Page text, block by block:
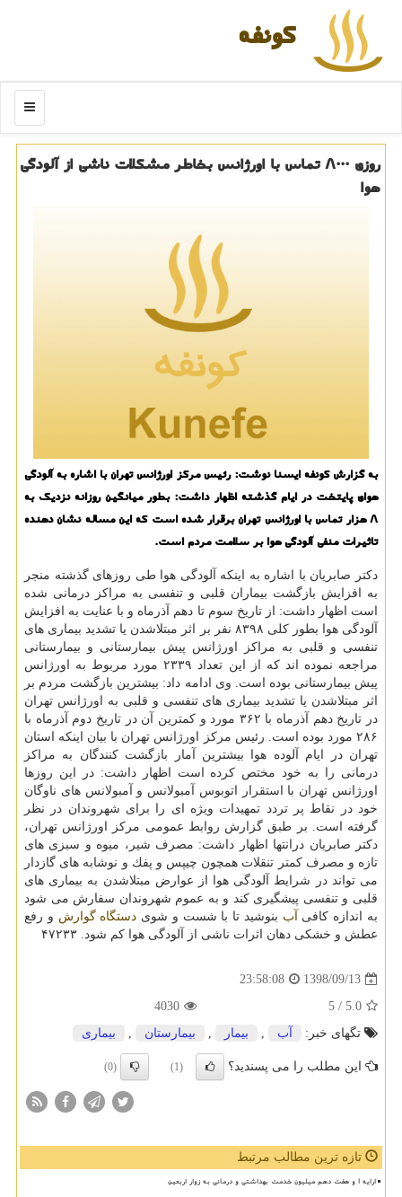
كونفه
منو
روزی ۸۰۰۰ تماس با اورژانس بخاطر مشكلات ناشی از آلودگی
هوا
به گزارش كونفه ایسنا نوشت: رئیس مركز اورژانس تهران با اشاره به آلودگی
هوای پایتخت در ایام گذشته اظهار داشت: بطور میانگین روزانه نزدیك به
8 هزار تماس با اورژانس تهران برقرار شده است كه این مساله نشان دهنده
تاثیرات منفی آلودگی هوا بر سلامت مردم است.
دكتر صابریان با اشاره به اینكه آلودگی هوا طی روزهای گذشته منجر
به افزایش بازگشت بیماران قلبی و تنفسی به مراكز درمانی شده
است اظهار داشت: از تاریخ سوم تا دهم آذرماه و با عنایت به افزایش
آلودگی هوا بطور كلی ۸۳۹۸ نفر بر اثر مبتلاشدن یا تشدید بیماری های
تنفسی و قلبی به مراكز اورژانس پیش بیمارستانی و بیمارستانی
مراجعه نموده اند كه از این تعداد ۲۳۳۹ مورد مربوط به اورژانس
پیش بیمارستانی بوده است. وی ادامه داد: بیشترین بازگشت مردم بر
اثر مبتلاشدن یا تشدید بیماری های تنفسی و قلبی به اورژانس تهران
در تاریخ دهم آذرماه با ۳۶۲ مورد و كمترین آن در تاریخ دوم آذرماه با
۲۸۶ مورد بوده است. رئیس مركز اورژانس تهران با بیان اینكه استان
تهران در ایام آلوده هوا بیشترین آمار بازگشت كنندگان به مراكز
درمانی را به خود مختص كرده است اظهار داشت: در این روزها
اورژانس تهران با استقرار اتوبوس آمبولانس و آمبولانس های ناوگان
خود در نقاط پر تردد تمهیدات ویژه ای را برای شهروندان در نظر
گرفته است. بر طبق گزارش روابط عمومی مركز اورژانس تهران،
دكتر صابریان درانتها اظهار داشت: مصرف شیر، میوه و سبزی های
تازه و مصرف كمتر تنقلات همچون چیپس و پفك و نوشابه های گازدار
می تواند در شرایط آلودگی هوا از عوارض مبتلاشدن به بیماری های
قلبی و تنفسی پیشگیری كند و به عموم شهروندان سفارش می شود
به اندازه كافی آب بنوشید تا با شست و شوی دستگاه گوارش و رفع
عطش و خشكی دهان اثرات ناشی از آلودگی هوا كم شود. ۴۷۲۳۳
1398/09/13
23:58:08
5.0
/ 5
4030
تگهای خبر:
آب , بیمار , بیمارستان , بیماری
این مطلب را می پسندید؟ (1)
(0)
تازه ترین مطالب مرتبط
ارایه ۱ و هفت دهم میلیون خدمت بهداشتی و درمانی به زوار اربعین